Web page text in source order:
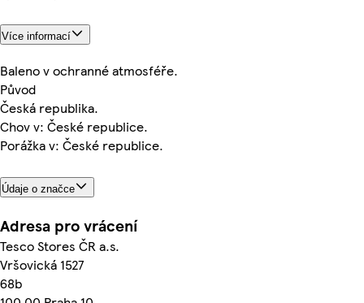
Více informací
Baleno v ochranné atmosféře.
Původ
Česká republika.
Chov v: České republice.
Porážka v: České republice.
Údaje o značce
Adresa pro vrácení
Tesco Stores ČR a.s.
Vršovická 1527
68b